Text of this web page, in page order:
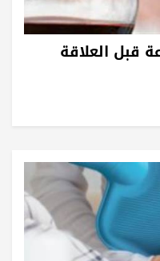
قبل العلاقة